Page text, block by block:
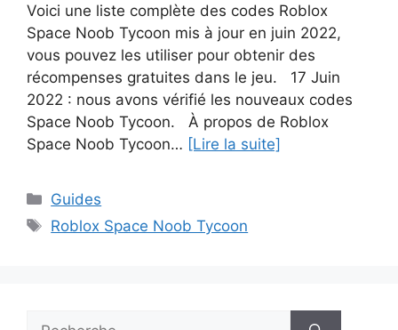
Voici une liste complète des codes Roblox
Space Noob Tycoon mis à jour en juin 2022,
vous pouvez les utiliser pour obtenir des
récompenses gratuites dans le jeu. 17 Juin
2022 : nous avons vérifié les nouveaux codes
Space Noob Tycoon. À propos de Roblox
Space Noob Tycoon… [Lire la suite]
Catégories
Guides
Étiquettes
Roblox Space Noob Tycoon